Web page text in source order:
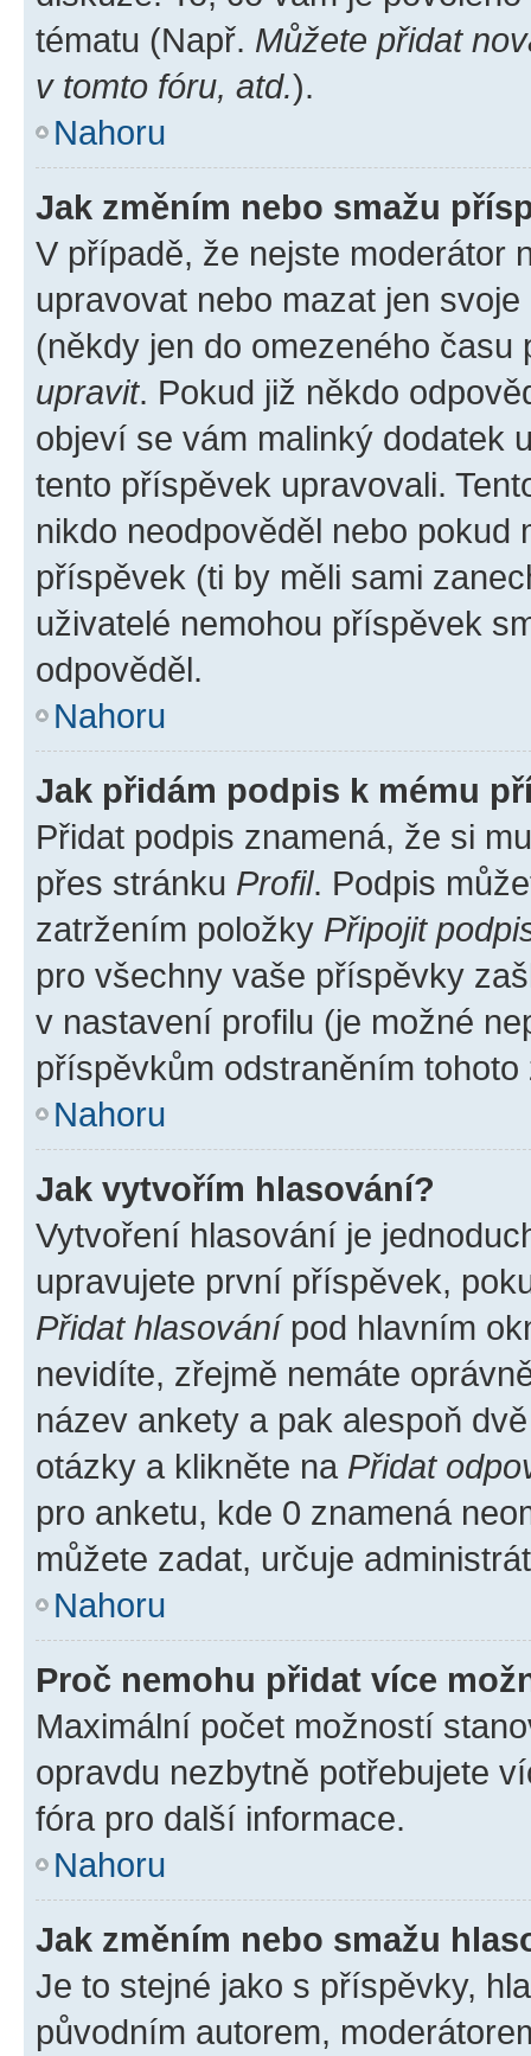
tématu (Např. Můžete přidat
v tomto fóru, atd.).
Nahoru
Jak změním nebo smažu
V případě, že nejste moderátor
upravovat nebo mazat jen
(někdy jen do omezeného
upravit. Pokud již někdo
objeví se vám malinký dodatek
tento příspěvek upravovali.
nikdo neodpověděl nebo pokud
příspěvek (ti by měli sami
uživatelé nemohou příspěvek
odpověděl.
Nahoru
Jak přidám podpis k mému
Přidat podpis znamená, že si
přes stránku Profil. Podpis
zatržením položky Připojit
pro všechny vaše příspěvky
v nastavení profilu (je možné
příspěvkům odstraněním
Nahoru
Jak vytvořím hlasování?
Vytvoření hlasování je
upravujete první příspěvek,
Přidat hlasovánípod hlavním
nevidíte, zřejmě nemáte
název ankety a pak alespoň
otázky a klikněte na Přidat
pro anketu, kde 0 znamená
můžete zadat, určuje
Nahoru
Proč nemohu přidat více
Maximální počet možností
opravdu nezbytně potřebujete
fóra pro další informace.
Nahoru
Jak změním nebo smažu
Je to stejné jako s příspěvky,
původním autorem,